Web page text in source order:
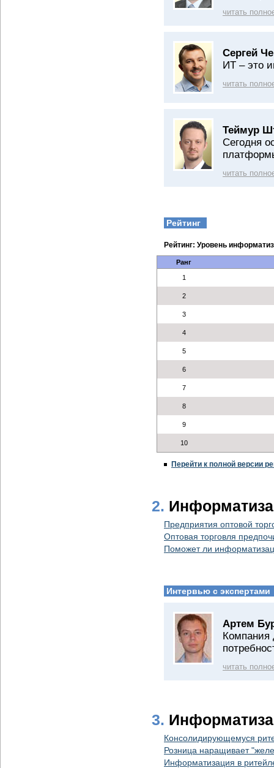
читать
Сергей
ИТ – это
читать
Теймур
Сегодня
читать
Рейтинг
Рейтинг: Уровень
Ранг
1
2
3
4
5
6
7
8
9
10
Перейти к полной версии
2.
Предприятия оптовой
Оптовая торговля
Поможет ли
Интервью с экспертами
Артем
Компания
читать
3.
Консолидирующемуся
Розница наращивает
Информатизация в